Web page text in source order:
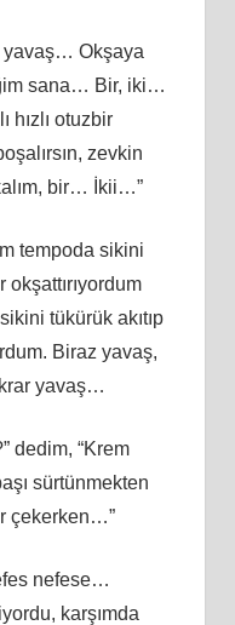
yavaş… Okşaya
sana… Bir, iki…
hızlı otuzbir
zevkin
bir… İkii…”
tempoda sikini
okşattırıyordum
tükürük akıtıp
Biraz yavaş,
yavaş…
dedim, “Krem
sürtünmekten
çekerken…”
nefese…
karşımda